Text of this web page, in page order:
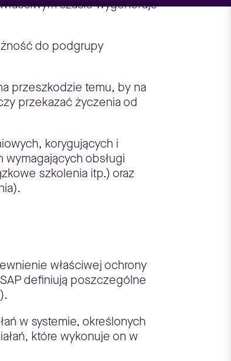
czasie wygeneruje
do podgrupy
przeszkodzie temu, by na
przekazać życzenia od
korygujących i
obsługi
szkolenia itp.) oraz
właściwej ochrony
definiują poszczególne
w systemie, określonych
które wykonuje on w